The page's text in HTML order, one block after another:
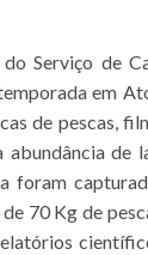
Serviço de
em
de pescas,
de
foram
70 Kg de